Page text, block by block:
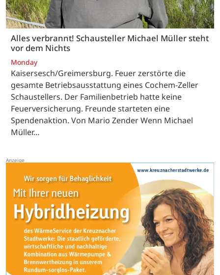
Alles verbrannt! Schausteller Michael Müller steht
vor dem Nichts
Monday
Kaisersesch/Greimersburg. Feuer zerstörte die
gesamte Betriebsausstattung eines Cochem-Zeller
Schaustellers. Der Familienbetrieb hatte keine
Feuerversicherung. Freunde starteten eine
Spendenaktion. Von Mario Zender Wenn Michael
Müller…